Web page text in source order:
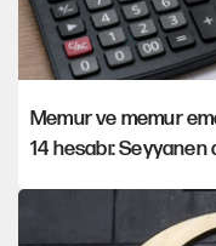
Memur ve memur
14 hesabı: Seyyanen